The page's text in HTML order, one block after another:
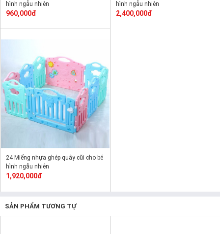
hình ngẫu nhiên
960,000đ
hình ngẫu nhiên
2,400,000đ
24 Miếng nhựa ghép quây cũi cho bé
hình ngẫu nhiên
1,920,000đ
SẢN PHẨM TƯƠNG TỰ